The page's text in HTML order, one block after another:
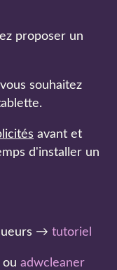
proposer un
souhaitez
avant et
d'installer un
→ tutoriel
ou adwcleaner